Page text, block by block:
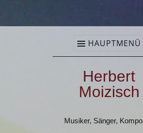
Zum Inhalt springenHAUPTMENÜ
Herbert
Moizisch
Musiker, Sänger,